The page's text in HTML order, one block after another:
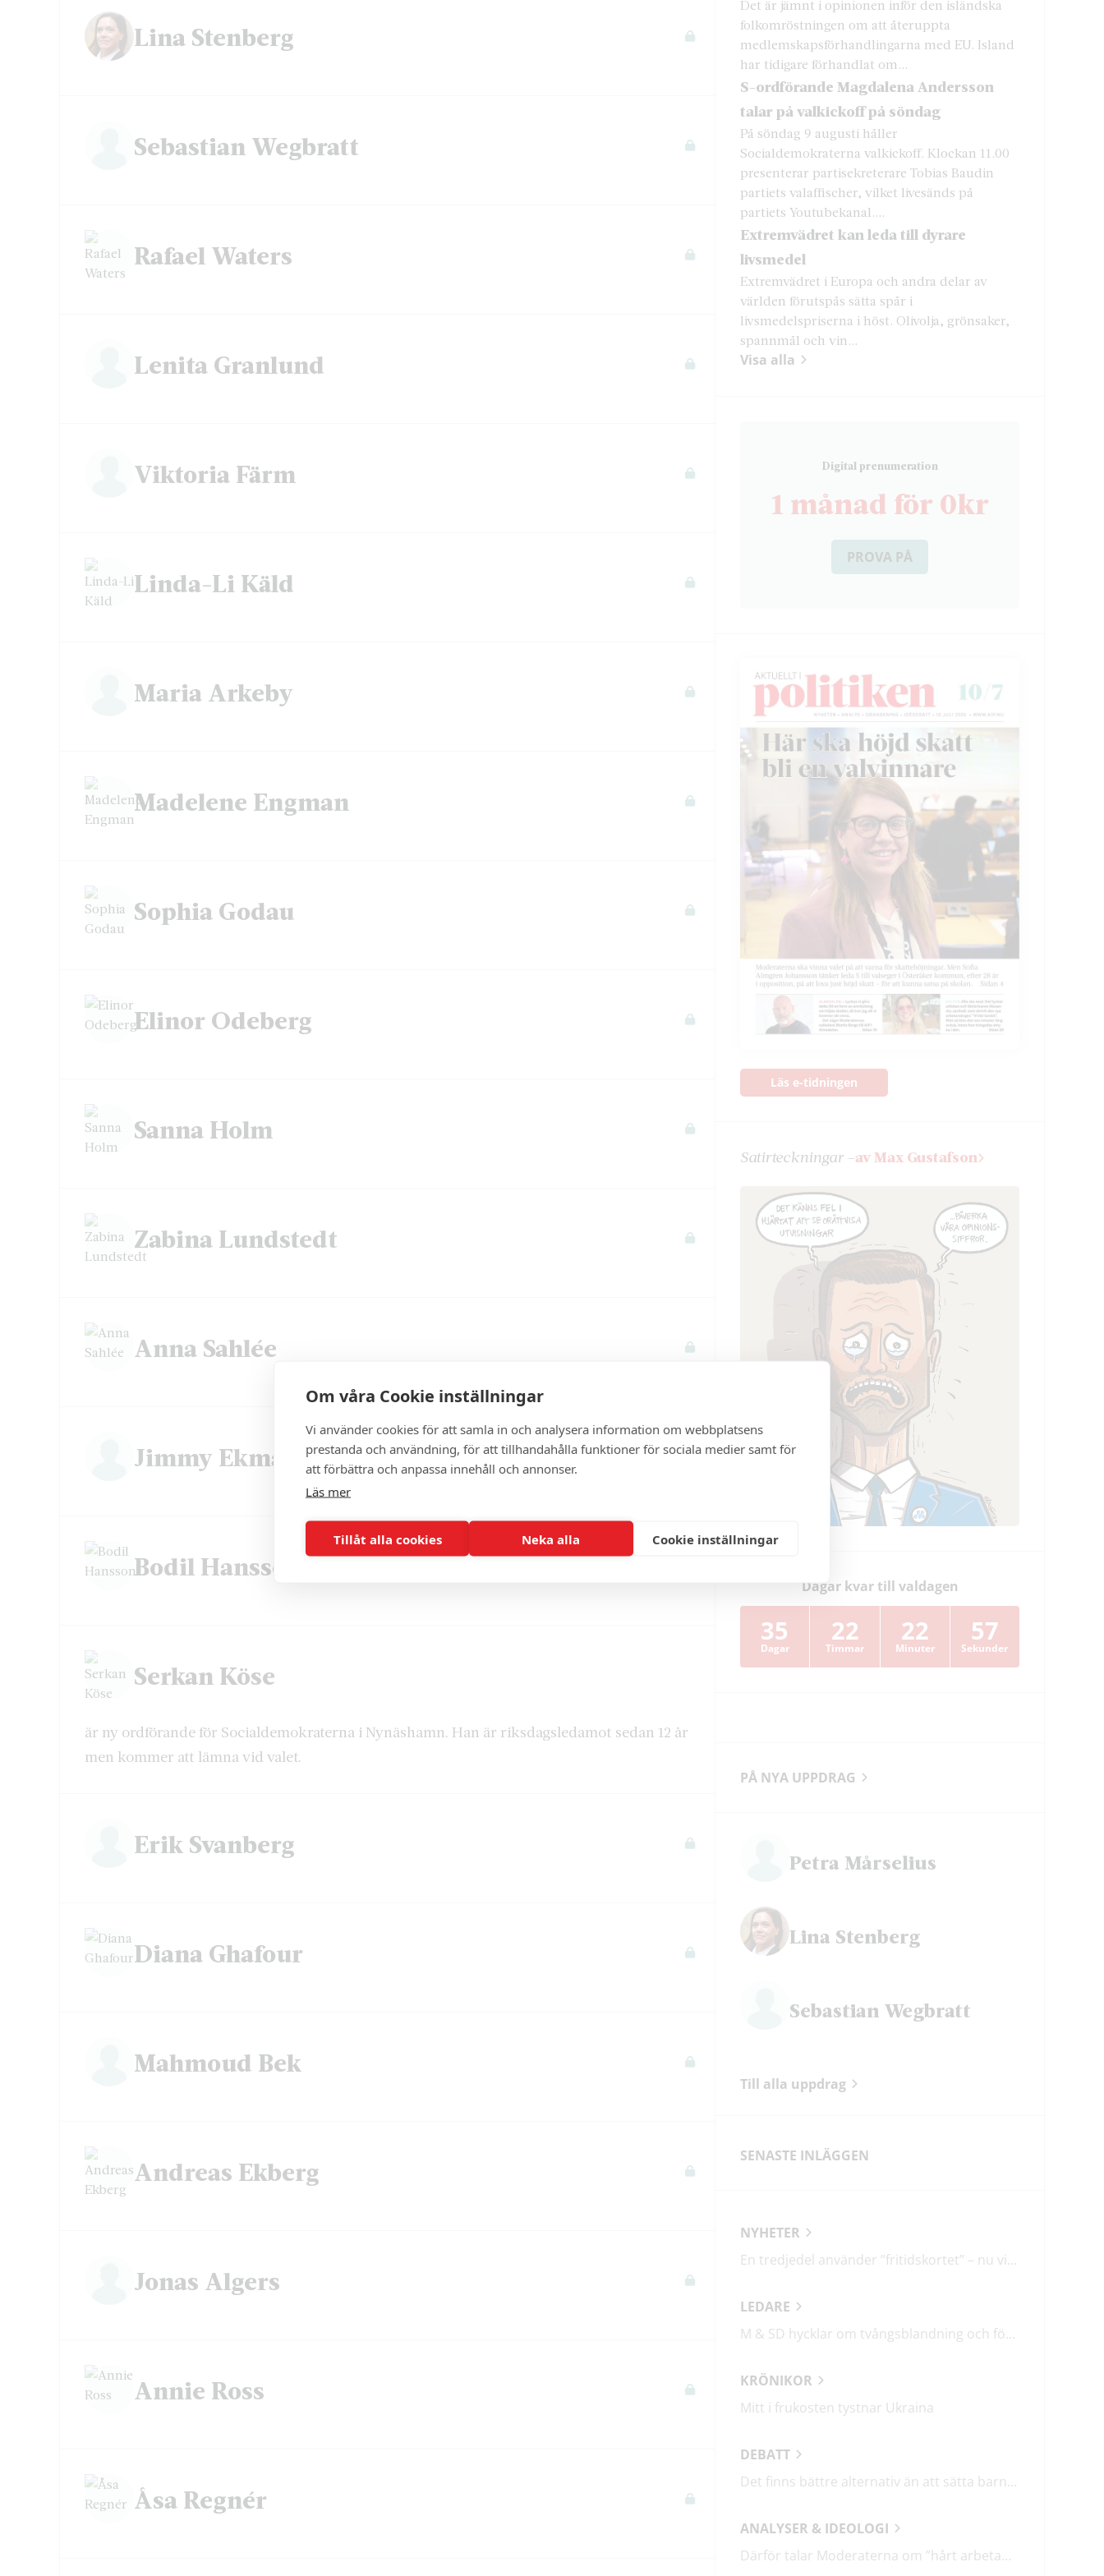
Om våra Cookie inställningar
Vi använder cookies för att samla in och analysera information om webbplatsens
prestanda och användning, för att tillhandahålla funktioner för sociala medier samt för
att förbättra och anpassa innehåll och annonser.
Läs mer
Tillåt alla cookies Neka alla Cookie inställningar
Lina Stenberg
Sebastian Wegbratt
Rafael Waters
Lenita Granlund
Viktoria Färm
Linda-Li Käld
Maria Arkeby
Madelene Engman
Sophia Godau
Elinor Odeberg
Sanna Holm
Zabina Lundstedt
Anna Sahlée
Jimmy Ekman
Bodil Hansson
Serkan Köse
är ny ordförande för Socialdemokraterna i Nynäshamn. Han är riksdagsledamot sedan 12 år
men kommer att lämna vid valet.
Erik Svanberg
Diana Ghafour
Mahmoud Bek
Andreas Ekberg
Jonas Algers
Annie Ross
Åsa Regnér
Det är jämnt i opinionen inför den isländska
folkomröstningen om att återuppta
medlemskapsförhandlingarna med EU. Island
har tidigare förhandlat om...
S-ordförande Magdalena Andersson
talar på valkickoff på söndag
På söndag 9 augusti håller
Socialdemokraterna valkickoff. Klockan 11.00
presenterar partisekreterare Tobias Baudin
partiets valaffischer, vilket livesänds på
partiets Youtubekanal....
Extremvädret kan leda till dyrare
livsmedel
Extremvädret i Europa och andra delar av
världen förutspås sätta spår i
livsmedelspriserna i höst. Olivolja, grönsaker,
spannmål och vin...
Visa alla
Digital prenumeration
1 månad för 0kr
PROVA PÅ
Läs e-tidningen
Satir­teckningar –av Max Gustafson
Dagar kvar till valdagen
35
Dagar
22
Timmar
22
Minuter
56
Sekunder
PÅ NYA UPPDRAG
Petra Mårselius
Lina Stenberg
Sebastian Wegbratt
Till alla uppdrag
SENASTE INLÄGGEN
NYHETER
En tredjedel använder ”fritidskortet” – nu vill regeringen utveckla det
LEDARE
M & SD hycklar om tvångsblandning och förvärrar segregationen
KRÖNIKOR
Mitt i frukosten tystnar Ukraina
DEBATT
Det finns bättre alternativ än att sätta barn i fängelse
ANALYSER & IDEOLOGI
Därför talar Moderaterna om ”hårt arbetande människor”